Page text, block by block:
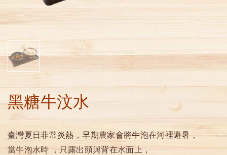
黑糖牛汶水
臺灣夏日非常炎熱，早期農家會將牛泡在河裡避暑，
當牛泡水時 ，只露出頭與背在水面上，